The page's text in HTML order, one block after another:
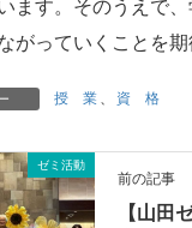
ます。そのうえで
がっていくことを期
授 業 、 資 格
ゼミ活動
前の記事
【山田